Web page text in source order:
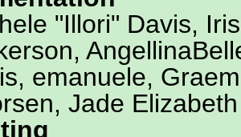
"Illori" Davis,
emanuele,
Jade